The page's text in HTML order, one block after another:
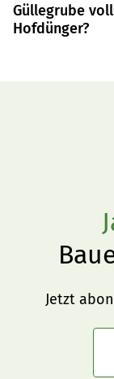
Güllegrube
Hofdünger?
Jetzt